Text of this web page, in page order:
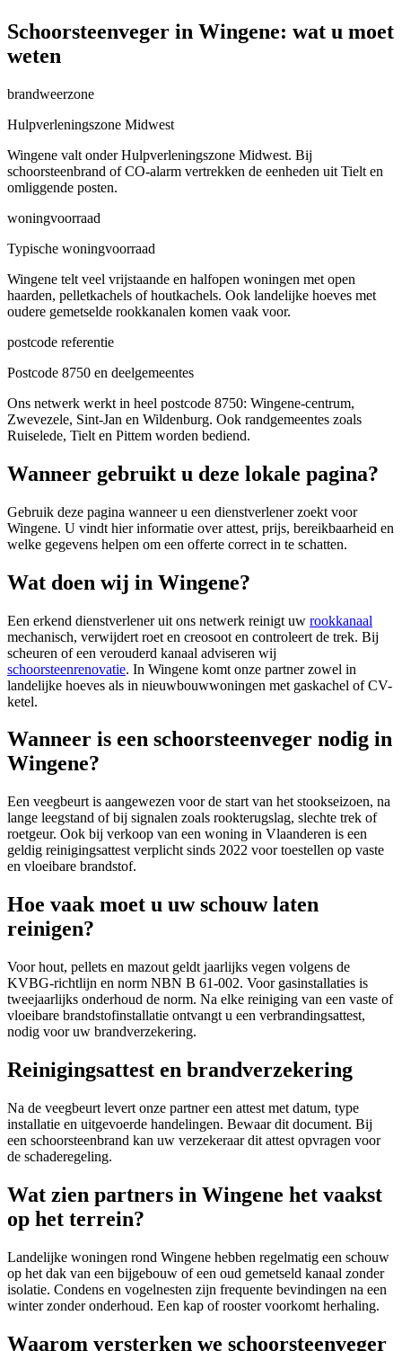
Schoorsteenveger in Wingene: wat u moet
weten
brandweerzone
Hulpverleningszone Midwest
Wingene valt onder Hulpverleningszone Midwest. Bij
schoorsteenbrand of CO-alarm vertrekken de eenheden uit Tielt en
omliggende posten.
woningvoorraad
Typische woningvoorraad
Wingene telt veel vrijstaande en halfopen woningen met open
haarden, pelletkachels of houtkachels. Ook landelijke hoeves met
oudere gemetselde rookkanalen komen vaak voor.
postcode referentie
Postcode 8750 en deelgemeentes
Ons netwerk werkt in heel postcode 8750: Wingene-centrum,
Zwevezele, Sint-Jan en Wildenburg. Ook randgemeentes zoals
Ruiselede, Tielt en Pittem worden bediend.
Wanneer gebruikt u deze lokale pagina?
Gebruik deze pagina wanneer u een dienstverlener zoekt voor
Wingene. U vindt hier informatie over attest, prijs, bereikbaarheid en
welke gegevens helpen om een offerte correct in te schatten.
Wat doen wij in Wingene?
Een erkend dienstverlener uit ons netwerk reinigt uw rookkanaal
mechanisch, verwijdert roet en creosoot en controleert de trek. Bij
scheuren of een verouderd kanaal adviseren wij
schoorsteenrenovatie. In Wingene komt onze partner zowel in
landelijke hoeves als in nieuwbouwwoningen met gaskachel of CV-
ketel.
Wanneer is een schoorsteenveger nodig in
Wingene?
Een veegbeurt is aangewezen voor de start van het stookseizoen, na
lange leegstand of bij signalen zoals rookterugslag, slechte trek of
roetgeur. Ook bij verkoop van een woning in Vlaanderen is een
geldig reinigingsattest verplicht sinds 2022 voor toestellen op vaste
en vloeibare brandstof.
Hoe vaak moet u uw schouw laten
reinigen?
Voor hout, pellets en mazout geldt jaarlijks vegen volgens de
KVBG-richtlijn en norm NBN B 61-002. Voor gasinstallaties is
tweejaarlijks onderhoud de norm. Na elke reiniging van een vaste of
vloeibare brandstofinstallatie ontvangt u een verbrandingsattest,
nodig voor uw brandverzekering.
Reinigingsattest en brandverzekering
Na de veegbeurt levert onze partner een attest met datum, type
installatie en uitgevoerde handelingen. Bewaar dit document. Bij
een schoorsteenbrand kan uw verzekeraar dit attest opvragen voor
de schaderegeling.
Wat zien partners in Wingene het vaakst
op het terrein?
Landelijke woningen rond Wingene hebben regelmatig een schouw
op het dak van een bijgebouw of een oud gemetseld kanaal zonder
isolatie. Condens en vogelnesten zijn frequente bevindingen na een
winter zonder onderhoud. Een kap of rooster voorkomt herhaling.
Waarom versterken we schoorsteenveger